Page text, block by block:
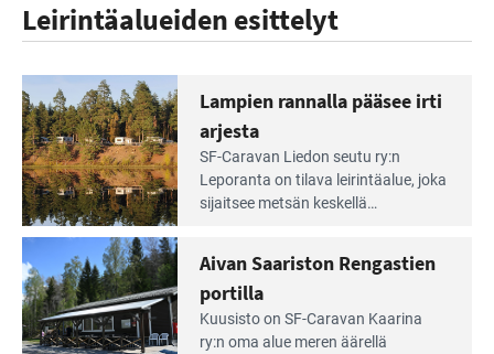
Leirintäalueiden esittelyt
Lue
Leirintäoppaan
artikkeli:
Lampien
rannalla
pääsee
irti
arjesta
Lampien rannalla pääsee irti
arjesta
SF-Caravan Liedon seutu ry:n
Leporanta on tilava leirintäalue, joka
sijaitsee metsän kes­kellä
tarjoaa ympäris­töineen kauniit
maisemat ja loistavat virkistäytymis­
mahdollisuudet.
Lue
Leirintäoppaan
Aivan Saariston Rengastien
portilla
Kuusisto on SF-Caravan Kaarina
ry:n oma alue meren äärellä